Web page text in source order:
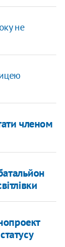
не
членом